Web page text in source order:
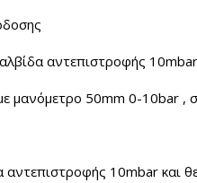
αντεπιστροφής 10
μανόμετρο 50mm 0-10bar ,
αντεπιστροφής 10mbar και